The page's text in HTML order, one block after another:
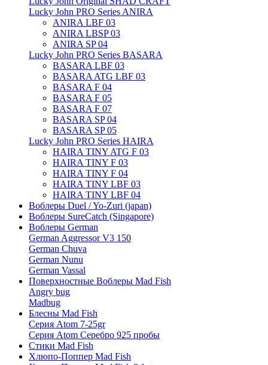
Lucky John PRO Series ANIRA
ANIRA LBF 03
ANIRA LBSP 03
ANIRA SP 04
Lucky John PRO Series BASARA
BASARA LBF 03
BASARA ATG LBF 03
BASARA F 04
BASARA F 05
BASARA F 07
BASARA SP 04
BASARA SP 05
Lucky John PRO Series HAIRA
HAIRA TINY ATG F 03
HAIRA TINY F 03
HAIRA TINY F 04
HAIRA TINY LBF 03
HAIRA TINY LBF 04
Воблеры Duel / Yo-Zuri (japan)
Воблеры SureCatch (Singapore)
Воблеры German
German Aggressor V3 150
German Chuva
German Nunu
German Vassal
Поверхностные Воблеры Mad Fish
Angry bug
Madbug
Блесны Mad Fish
Серия Atom 7-25gr
Серия Atom Серебро 925 пробы
Стики Mad Fish
Хлюпо-Поппер Mad Fish